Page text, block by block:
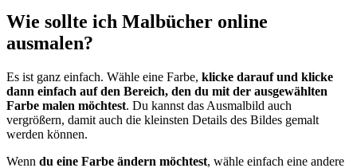
Wie sollte ich Malbücher online
ausmalen?
Es ist ganz einfach. Wähle eine Farbe, klicke darauf und klicke
dann einfach auf den Bereich, den du mit der ausgewählten
Farbe malen möchtest. Du kannst das Ausmalbild auch
vergrößern, damit auch die kleinsten Details des Bildes gemalt
werden können.
Wenn du eine Farbe ändern möchtest, wähle einfach eine andere